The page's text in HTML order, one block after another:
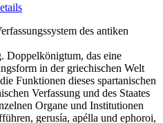
des antiken
Doppelkönigtum, das eine
in der griechischen Welt
Funktionen dieses spartanischen
Verfassung und des Staates
Organe und Institutionen
gerusía, apélla und ephoroi,